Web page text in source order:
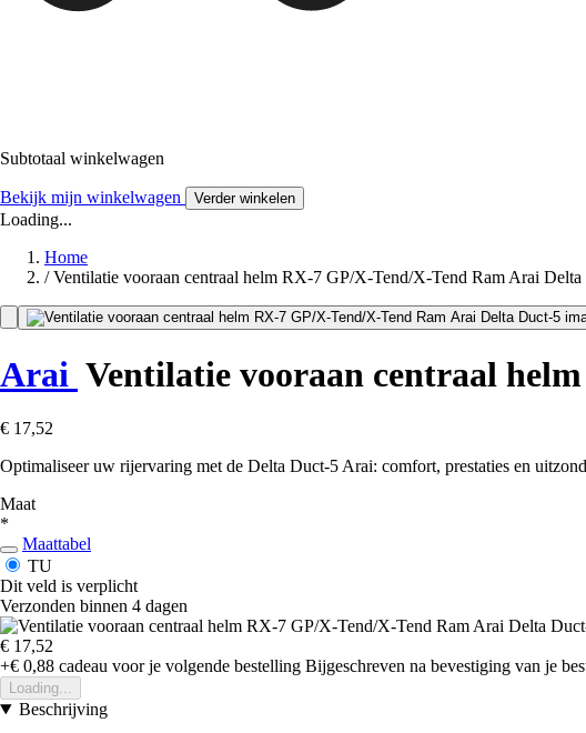
Subtotaal winkelwagen
Bekijk mijn winkelwagen Verder winkelen
Loading...
Home
/ Ventilatie vooraan centraal helm RX-7 GP/X-Tend/X-Tend Ram Arai
Arai Ventilatie vooraan centraal
€ 17,52
Optimaliseer uw rijervaring met de Delta Duct-5 Arai: comfort, prestaties en
Maat
*
Maattabel
TU
Dit veld is verplicht
Verzonden binnen 4 dagen
€ 17,52
+€ 0,88 cadeau voor je volgende bestelling Bijgeschreven na bevestiging van je
Loading...
Beschrijving